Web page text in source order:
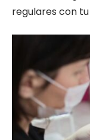
regulares con